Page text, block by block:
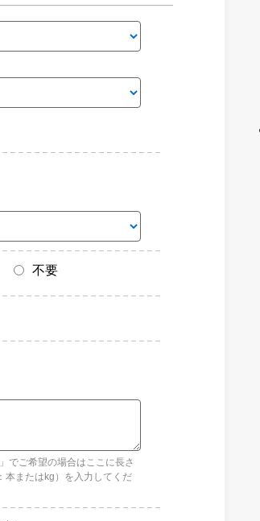
不要
でご希望の場合はここに長さ
本またはkg）を入力してくだ